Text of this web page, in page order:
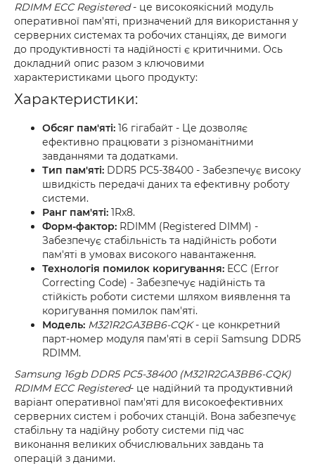
RDIMM ECC Registered- це високоякісний модуль
оперативної пам'яті, призначений для використання у
серверних системах та робочих станціях, де вимоги
до продуктивності та надійності є критичними. Ось
докладний опис разом з ключовими
характеристиками цього продукту:
Характеристики:
Обсяг пам'яті: 16 гігабайт - Це дозволяє
ефективно працювати з різноманітними
завданнями та додатками.
Тип пам'яті: DDR5 PC5-38400 - Забезпечує високу
швидкість передачі даних та ефективну роботу
системи.
Ранг пам'яті: 1Rx8.
Форм-фактор: RDIMM (Registered DIMM) -
Забезпечує стабільність та надійність роботи
пам'яті в умовах високого навантаження.
Технологія помилок коригування: ECC (Error
Correcting Code) - Забезпечує надійність та
стійкість роботи системи шляхом виявлення та
коригування помилок пам'яті.
Модель: M321R2GA3BB6-CQK- це конкретний
парт-номер модуля пам'яті в серії Samsung DDR5
RDIMM.
Samsung 16gb DDR5 PC5-38400 (M321R2GA3BB6-CQK)
RDIMM ECC Registered- це надійний та продуктивний
варіант оперативної пам'яті для високоефективних
серверних систем і робочих станцій. Вона забезпечує
стабільну та надійну роботу системи під час
виконання великих обчислювальних завдань та
операцій з даними.